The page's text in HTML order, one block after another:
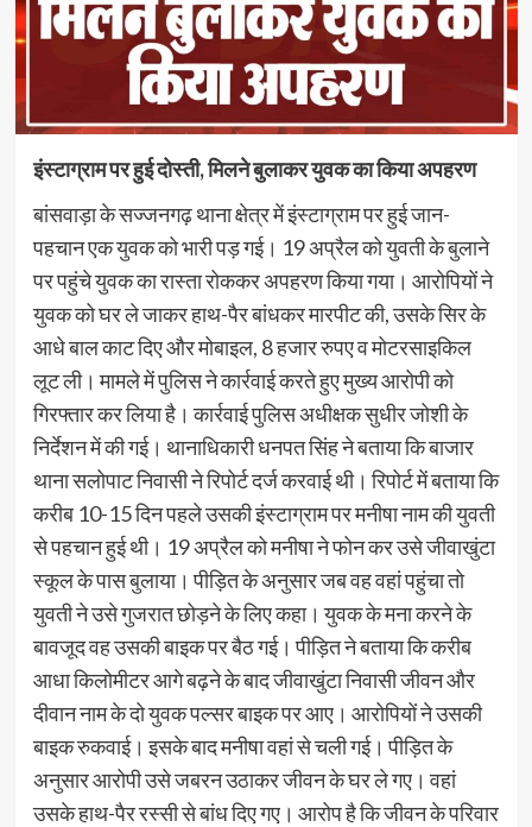
इंस्टाग्राम पर हुई दोस्ती, मिलने बुलाकर युवक का किया अपहरण
बांसवाड़ा के सज्जनगढ़ थाना क्षेत्र में इंस्टाग्राम पर हुई जान-
पहचान एक युवक को भारी पड़ गई। 19 अप्रैल को युवती के बुलाने
पर पहुंचे युवक का रास्ता रोककर अपहरण किया गया। आरोपियों ने
युवक को घर ले जाकर हाथ-पैर बांधकर मारपीट की, उसके सिर के
आधे बाल काट दिए और मोबाइल, 8 हजार रुपए व मोटरसाइकिल
लूट ली। मामले में पुलिस ने कार्रवाई करते हुए मुख्य आरोपी को
गिरफ्तार कर लिया है। कार्रवाई पुलिस अधीक्षक सुधीर जोशी के
निर्देशन में की गई। थानाधिकारी धनपत सिंह ने बताया कि बाजार
थाना सलोपाट निवासी ने रिपोर्ट दर्ज करवाई थी। रिपोर्ट में बताया कि
करीब 10-15 दिन पहले उसकी इंस्टाग्राम पर मनीषा नाम की युवती
से पहचान हुई थी। 19 अप्रैल को मनीषा ने फोन कर उसे जीवाखुंटा
स्कूल के पास बुलाया। पीड़ित के अनुसार जब वह वहां पहुंचा तो
युवती ने उसे गुजरात छोड़ने के लिए कहा। युवक के मना करने के
बावजूद वह उसकी बाइक पर बैठ गई। पीड़ित ने बताया कि करीब
आधा किलोमीटर आगे बढ़ने के बाद जीवाखुंटा निवासी जीवन और
दीवान नाम के दो युवक पल्सर बाइक पर आए। आरोपियों ने उसकी
बाइक रुकवाई। इसके बाद मनीषा वहां से चली गई। पीड़ित के
अनुसार आरोपी उसे जबरन उठाकर जीवन के घर ले गए। वहां
उसके हाथ-पैर रस्सी से बांध दिए गए। आरोप है कि जीवन के परिवार